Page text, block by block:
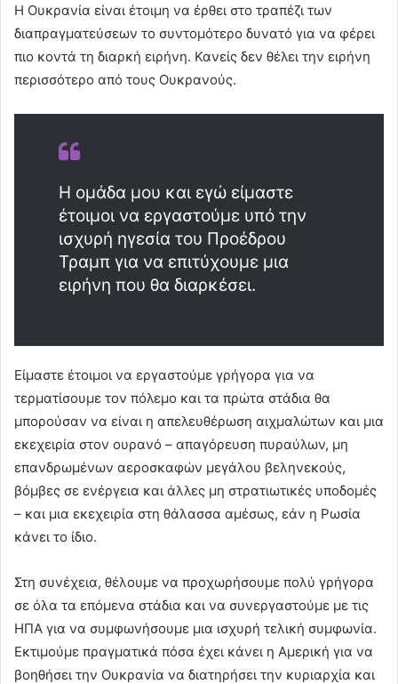
Η Ουκρανία είναι έτοιμη να έρθει στο τραπέζι των
διαπραγματεύσεων το συντομότερο δυνατό για να φέρει
πιο κοντά τη διαρκή ειρήνη. Κανείς δεν θέλει την ειρήνη
περισσότερο από τους Ουκρανούς.
Η ομάδα μου και εγώ είμαστε
έτοιμοι να εργαστούμε υπό την
ισχυρή ηγεσία του Προέδρου
Τραμπ για να επιτύχουμε μια
ειρήνη που θα διαρκέσει.
Είμαστε έτοιμοι να εργαστούμε γρήγορα για να
τερματίσουμε τον πόλεμο και τα πρώτα στάδια θα
μπορούσαν να είναι η απελευθέρωση αιχμαλώτων και μια
εκεχειρία στον ουρανό – απαγόρευση πυραύλων, μη
επανδρωμένων αεροσκαφών μεγάλου βεληνεκούς,
βόμβες σε ενέργεια και άλλες μη στρατιωτικές υποδομές
– και μια εκεχειρία στη θάλασσα αμέσως, εάν η Ρωσία
κάνει το ίδιο.
Στη συνέχεια, θέλουμε να προχωρήσουμε πολύ γρήγορα
σε όλα τα επόμενα στάδια και να συνεργαστούμε με τις
ΗΠΑ για να συμφωνήσουμε μια ισχυρή τελική συμφωνία.
Εκτιμούμε πραγματικά πόσα έχει κάνει η Αμερική για να
βοηθήσει την Ουκρανία να διατηρήσει την κυριαρχία και